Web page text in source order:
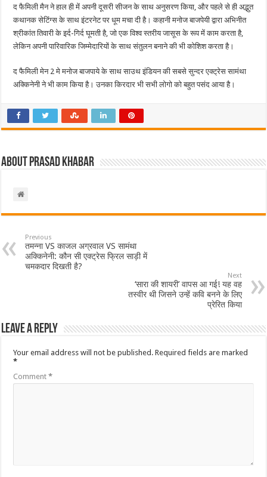
द फैमिली मैन ने हाल ही में अपनी दूसरी सीजन के साथ अनुसरण किया, और पहले से ही अद्भुत
कथानक सेटिंग्स के साथ इंटरनेट पर धूम मचा दी है। कहानी मनोज बाजपेयी द्वारा अभिनीत
श्रीकांत तिवारी के इर्द-गिर्द घूमती है, जो एक विश्व स्तरीय जासूस के रूप में काम करता है,
लेकिन अपनी पारिवारिक जिम्मेदारियों के साथ संतुलन बनाने की भी कोशिश करता है।
द फैमिली मेन 2 मे मनोज बाजपाये के साथ साउथ इंडियन की सबसे सुन्दर एक्ट्रेस सामंथा
अक्किनेनी ने भी काम किया है। उनका किरदार भी सभी लोगो को बहुत पसंद आया है।
About Prasad Khabar
Previous
तमन्ना VS काजल अग्रवाल VS सामंथा
अक्किनेनी: कौन सी एक्ट्रेस फ्रिल साड़ी में
चमकदार दिखती है?
Next
‘सारा की शायरी’ वापस आ गई! यह वह
तस्वीर थी जिसने उन्हें कवि बनने के लिए
प्रेरित किया
Leave a Reply
Your email address will not be published. Required fields are marked
*
Comment*